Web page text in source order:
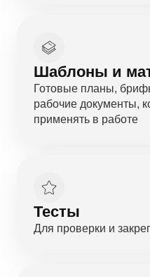
Шаблоны и
Готовые планы,
рабочие документы,
применять в работе
Тесты
Для проверки и